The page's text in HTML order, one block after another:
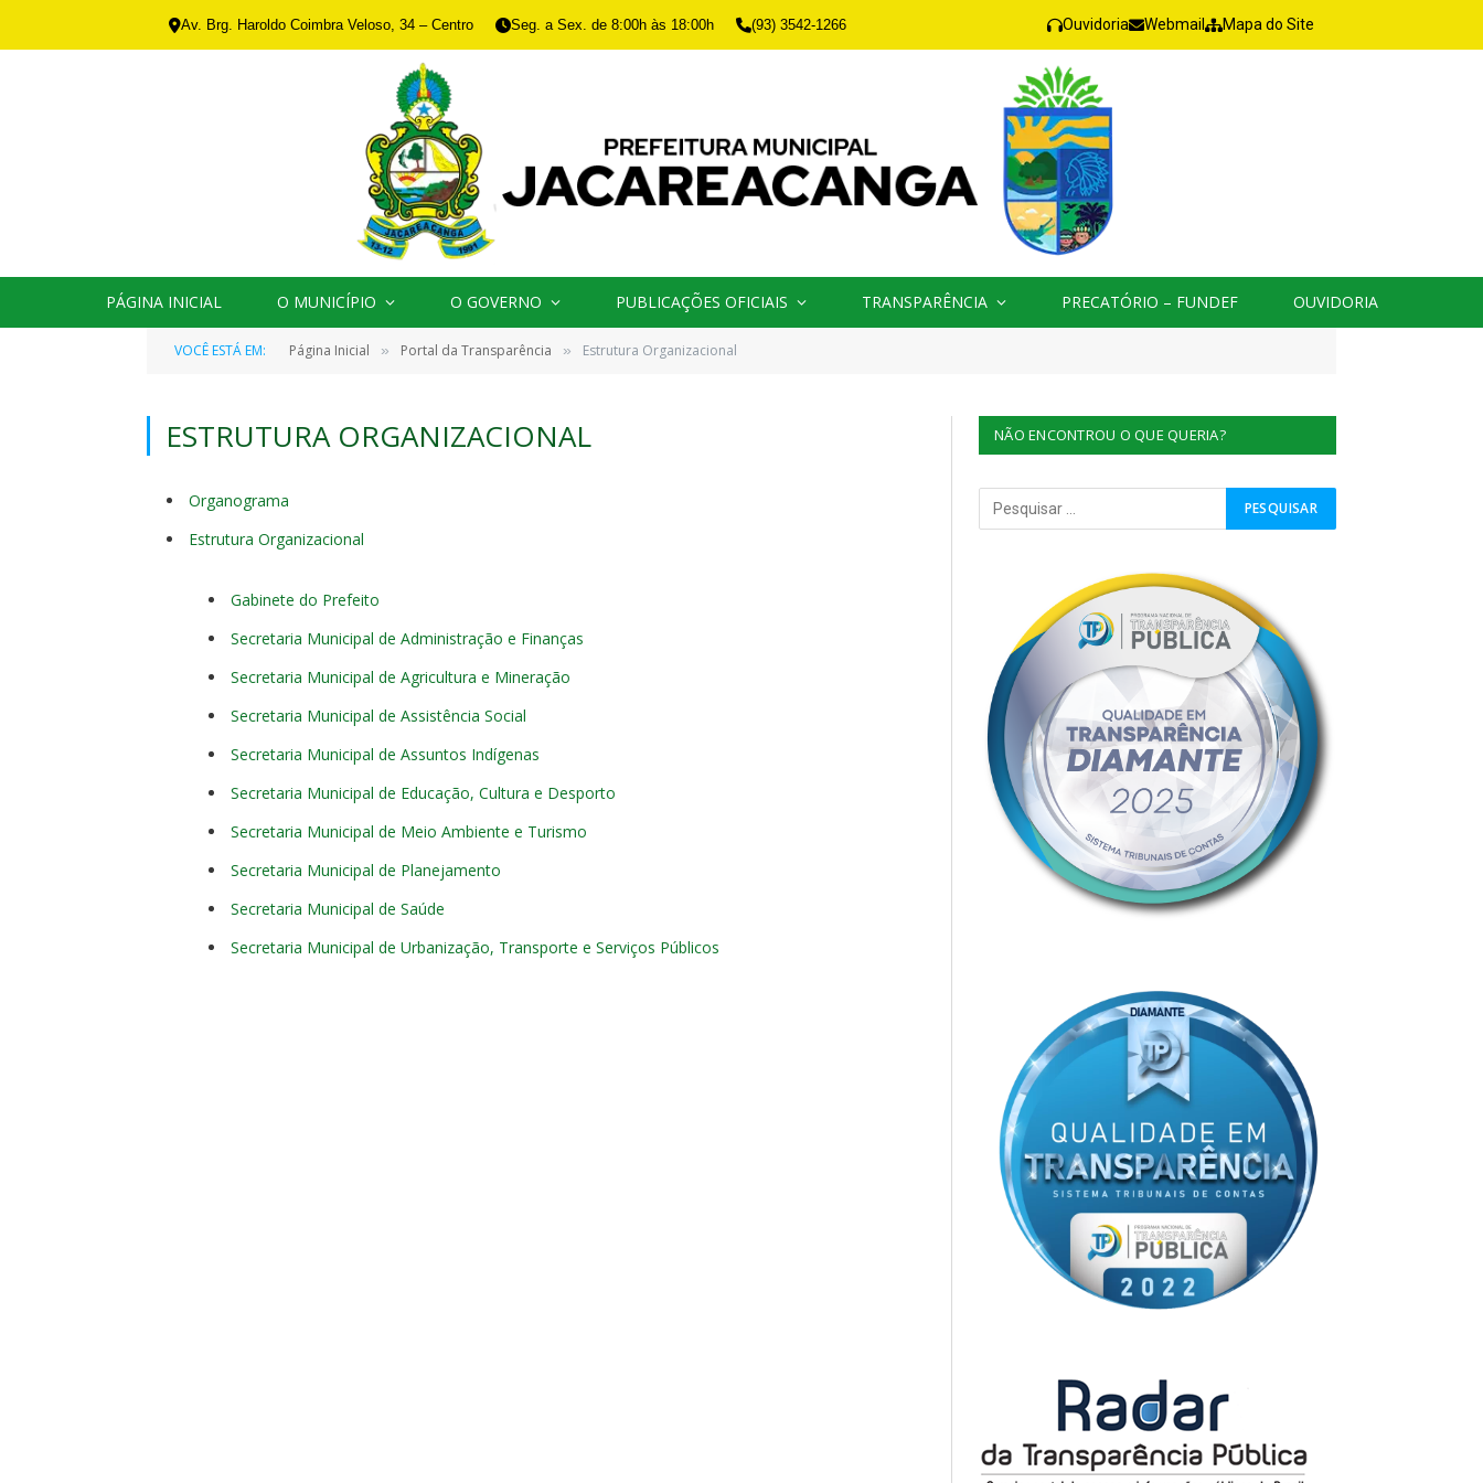
Av. Brg. Haroldo Coimbra Veloso, 34 – Centro Seg. a Sex. de 8:00h às 18:00h (93) 3542-1266 Ouvidoria Webmail Mapa do Site
PÁGINA INICIAL O MUNICÍPIO O GOVERNO PUBLICAÇÕES OFICIAIS TRANSPARÊNCIA PRECATÓRIO – FUNDEF OUVIDORIA
VOCÊ ESTÁ EM: Página Inicial » Portal da Transparência » Estrutura Organizacional
ESTRUTURA ORGANIZACIONAL
Organograma
Estrutura Organizacional
Gabinete do Prefeito
Secretaria Municipal de Administração e Finanças
Secretaria Municipal de Agricultura e Mineração
Secretaria Municipal de Assistência Social
Secretaria Municipal de Assuntos Indígenas
Secretaria Municipal de Educação, Cultura e Desporto
Secretaria Municipal de Meio Ambiente e Turismo
Secretaria Municipal de Planejamento
Secretaria Municipal de Saúde
Secretaria Municipal de Urbanização, Transporte e Serviços Públicos
NÃO ENCONTROU O QUE QUERIA?